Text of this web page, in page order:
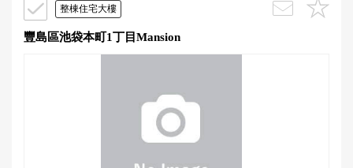
整棟住宅大樓
豐島區池袋本町1丁目Mansion